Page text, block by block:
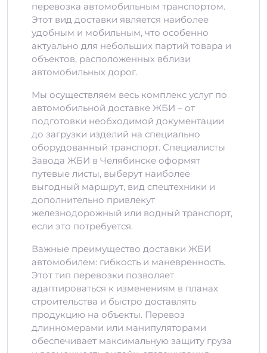
перевозка автомобильным транспортом.
Этот вид доставки является наиболее
удобным и мобильным, что особенно
актуально для небольших партий товара и
объектов, расположенных вблизи
автомобильных дорог.
Мы осуществляем весь комплекс услуг по
автомобильной доставке ЖБИ – от
подготовки необходимой документации
до загрузки изделий на специально
оборудованный транспорт. Специалисты
Завода ЖБИ в Челябинске оформят
путевые листы, выберут наиболее
выгодный маршрут, вид спецтехники и
дополнительно привлекут
железнодорожный или водный транспорт,
если это потребуется.
Важные преимущество доставки ЖБИ
автомобилем: гибкость и маневренность.
Этот тип перевозки позволяет
адаптироваться к изменениям в планах
строительства и быстро доставлять
продукцию на объекты. Перевоз
длинномерами или манипуляторами
обеспечивает максимальную защиту груза